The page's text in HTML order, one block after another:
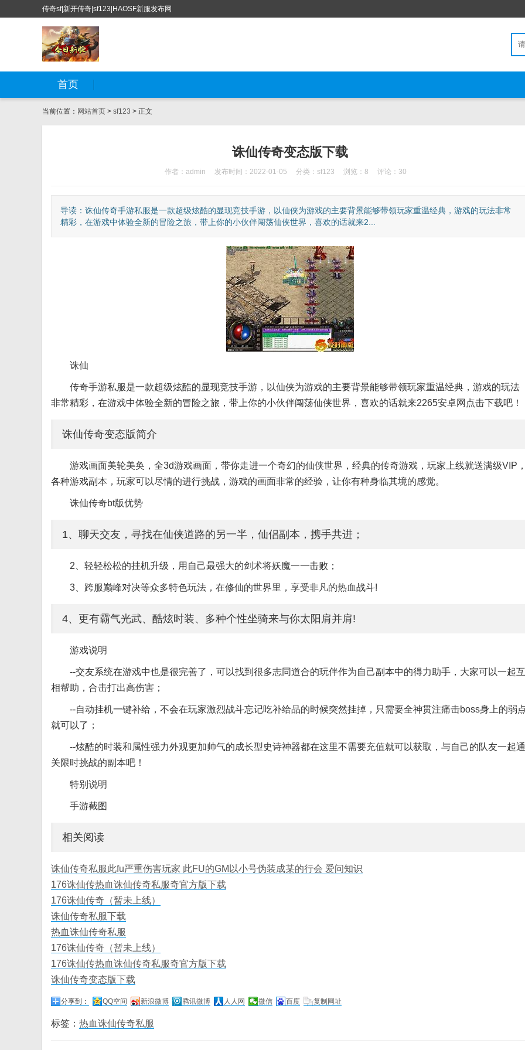
传奇sf|新开传奇|sf123|HAOSF新服发布网
首页
当前位置： 网站首页 > sf123 > 正文
诛仙传奇变态版下载
作者：admin 发布时间：2022-01-05 分类： sf123 浏览：8 评论：30
导读：诛仙传奇手游私服是一款超级炫酷的显现竞技手游，以仙侠为游戏的主要背景能够带领玩家重温经典，游戏的玩法非常
精彩，在游戏中体验全新的冒险之旅，带上你的小伙伴闯荡仙侠世界，喜欢的话就来2...
诛仙
传奇手游私服是一款超级炫酷的显现竞技手游，以仙侠为游戏的主要背景能够带领玩家重温经典，游戏的玩法
非常精彩，在游戏中体验全新的冒险之旅，带上你的小伙伴闯荡仙侠世界，喜欢的话就来2265安卓网点击下载吧！
诛仙传奇变态版简介
游戏画面美轮美奂，全3d游戏画面，带你走进一个奇幻的仙侠世界，经典的传奇游戏，玩家上线就送满级VIP，
各种游戏副本，玩家可以尽情的进行挑战，游戏的画面非常的经验，让你有种身临其境的感觉。
诛仙传奇bt版优势
1、聊天交友，寻找在仙侠道路的另一半，仙侣副本，携手共进；
2、轻轻松松的挂机升级，用自己最强大的剑术将妖魔一一击败；
3、跨服巅峰对决等众多特色玩法，在修仙的世界里，享受非凡的热血战斗!
4、更有霸气光武、酷炫时装、多种个性坐骑来与你太阳肩并肩!
游戏说明
--交友系统在游戏中也是很完善了，可以找到很多志同道合的玩伴作为自己副本中的得力助手，大家可以一起互
相帮助，合击打出高伤害；
--自动挂机一键补给，不会在玩家激烈战斗忘记吃补给品的时候突然挂掉，只需要全神贯注痛击boss身上的弱
就可以了；
--炫酷的时装和属性强力外观更加帅气的成长型史诗神器都在这里不需要充值就可以获取，与自己的队友一起通
关限时挑战的副本吧！
特别说明
手游截图
相关阅读
诛仙传奇私服此fu严重伤害玩家 此FU的GM以小号伪装成某的行会 爱问知识
176诛仙传热血诛仙传奇私服奇官方版下载
176诛仙传奇（暂未上线）
诛仙传奇私服下载
热血诛仙传奇私服
176诛仙传奇（暂未上线）
176诛仙传热血诛仙传奇私服奇官方版下载
诛仙传奇变态版下载
分享到： QQ空间 新浪微博 腾讯微博 人人网 微信 百度 复制网址
标签： 热血诛仙传奇私服